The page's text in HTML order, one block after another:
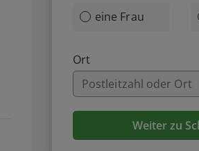
eine Frau
Ort
Weiter zu